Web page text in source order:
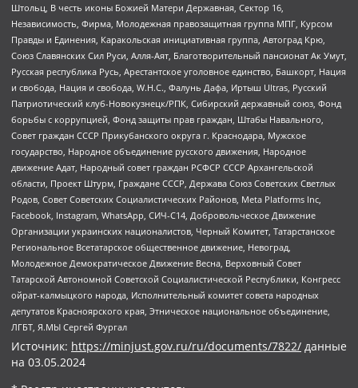
Штольц, В честь иконы Божией Матери Державная, Сектор 16,
Независимость, Фирма, Молодежная правозащитная группа МПГ, Курсом
Правды и Единения, Каракольская инициативная группа, Автоград Крю,
Союз Славянских Сил Руси, Алля-Аят, Благотворительный пансионат Ак Умут,
Русская республика Русь, Арестантское уголовное единство, Башкорт, Нация
и свобода, Нация и свобода, W.H.С., Фалунь Дафа, Иртыш Ultras, Русский
Патриотический клуб-Новокузнецк/РПК, Сибирский державный союз, Фонд
борьбы с коррупцией, Фонд защиты прав граждан, Штабы Навального,
Совет граждан СССР Прикубанского округа г. Краснодара, Мужское
государство, Народное объединение русского движения, Народное
движение Адат, Народный совет граждан РСФСР СССР Архангельской
области, Проект Штурм, Граждане СССР, Держава Союз Советских Светлых
Родов, Совет Советских Социалистических Районов, Meta Platforms Inc,
Facebook, Instagram, WhatsApp, СИЧ-С14, Добровольческое Движение
Организации украинских националистов, Черный Комитет, Татарстанское
Региональное Всетатарское общественное движение, Невоград,
Молодежное Демократическое Движение Весна, Верховный Совет
Татарской Автономной Советской Социалистической Республики, Конгресс
ойрат-калмыцкого народа, Исполнительный комитет совета народных
депутатов Красноярского края, Этническое национальное объединение,
ЛГБТ, Я.МЫ Сергей Фургал
Источник: https://minjust.gov.ru/ru/documents/7822/ данные
на 03.05.2024